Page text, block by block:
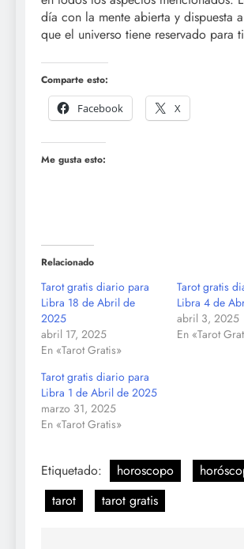
día con la mente abierta y dispuesta
que el universo tiene reservado para
Comparte esto:
Facebook
X
Me gusta esto:
Relacionado
Tarot gratis diario para
Libra 18 de Abril de
2025
abril 17, 2025
En «Tarot Gratis»
Tarot gratis
Libra 4 de
abril 3, 2025
En «Tarot
Tarot gratis diario para
Libra 1 de Abril de 2025
marzo 31, 2025
En «Tarot Gratis»
Etiquetado: horoscopo
tarot
tarot gratis